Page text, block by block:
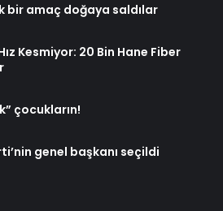
bir amaç doğaya saldılar
Kesmiyor: 20 Bin Hane Fiber
çocukların!
genel başkanı seçildi